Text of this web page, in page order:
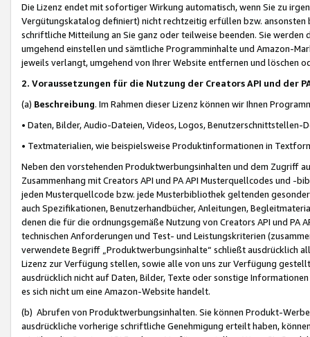
Die Lizenz endet mit sofortiger Wirkung automatisch, wenn Sie zu
Vergütungskatalog definiert) nicht rechtzeitig erfüllen bzw. ansonsten
schriftliche Mitteilung an Sie ganz oder teilweise beenden. Sie werden
umgehend einstellen und sämtliche Programminhalte und Amazon-
jeweils verlangt, umgehend von Ihrer Website entfernen und löschen
2. Voraussetzungen für die Nutzung der Creators API und der
(a) Beschreibung. Im Rahmen dieser Lizenz können wir Ihnen
• Daten, Bilder, Audio-Dateien, Videos, Logos, Benutzerschnittstellen-
• Textmaterialien, wie beispielsweise Produktinformationen in
Neben den vorstehenden Produktwerbungsinhalten und dem Zugriff
Zusammenhang mit Creators API und PA API Musterquellcodes und
jeden Musterquellcode bzw. jede Musterbibliothek geltenden
auch Spezifikationen, Benutzerhandbücher, Anleitungen,
denen die für die ordnungsgemäße Nutzung von Creators API und PA
technischen Anforderungen und Test- und Leistungskriterien
verwendete Begriff „Produktwerbungsinhalte“ schließt ausdrücklich
Lizenz zur Verfügung stellen, sowie alle von uns zur Verfügung
ausdrücklich nicht auf Daten, Bilder, Texte oder sonstige
es sich nicht um eine Amazon-Website handelt.
(b) Abrufen von Produktwerbungsinhalten. Sie können Produkt-
ausdrückliche vorherige schriftliche Genehmigung erteilt haben,